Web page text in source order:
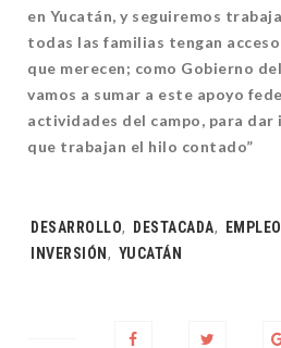
en Yucatán, y seguiremos
todas las familias tengan
que merecen; como Gobierno
vamos a sumar a este apoyo
actividades del campo, para dar
que trabajan el hilo contado”
Tags:
DESARROLLO, DESTACADA, EMPLEO
INVERSIÓN , YUCATÁN